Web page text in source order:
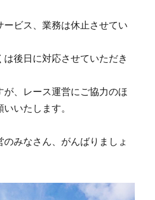
ービス、業務は休止させてい
後日に対応させていただき
が、レース運営にご協力のほ
いたします。
みなさん、がんばりましょ